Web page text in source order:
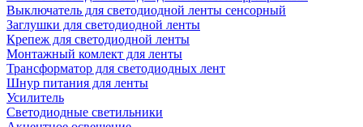
Выключатель для светодиодной ленты сенсорный
Заглушки для светодиодной ленты
Крепеж для светодиодной ленты
Монтажный комлект для ленты
Трансформатор для светодиодных лент
Шнур питания для ленты
Усилитель
Светодиодные светильники